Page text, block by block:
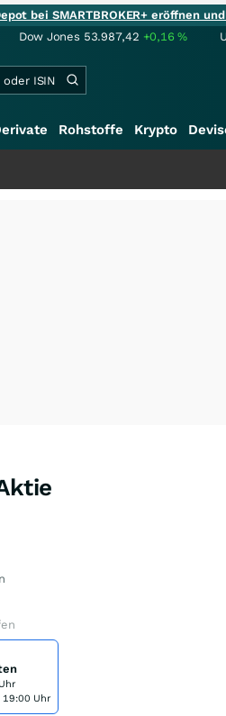
bei SMARTBROKER+ eröffnen
Dow Jones 53.987,42 +0,16%
Rohstoffe Krypto
19:00 Uhr